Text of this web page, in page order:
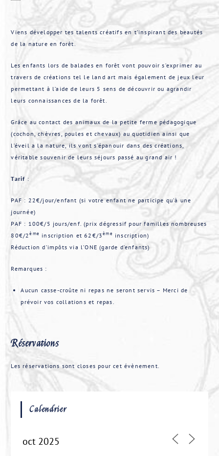
Viens développer tes talents créatifs en t’inspirant des beautés
de la nature en forêt.
Les enfants lors de balades en forêt vont pouvoir s’exprimer au
travers de créations tel le land art mais également de jeux leur
permettant à l’aide de leurs 5 sens de découvrir ou agrandir
leurs connaissances de la forêt.
Grâce au contact des animaux de la petite ferme pédagogique
(cochon, chèvres, poules et chevaux) au quotidien ainsi que
l’éveil a la nature, ils vont s’épanouir dans des créations,
véritable souvenir de leurs séjours passé au grand air !
Tarif :
PAF : 22€/jour/enfant (si votre enfant ne participe qu’à une
journée)
PAF : 100€/5 jours/enf. (prix dégressif pour familles nombreuses
80€/2ème inscription et 62€/3ème inscription)
Réduction d’impôts via l’ONE (garde d’enfants)
Remarques :
Aucun casse-croûte ni repas ne seront servis – Merci de
prévoir vos collations et repas.
Réservations
Les réservations sont closes pour cet évènement.
Calendrier